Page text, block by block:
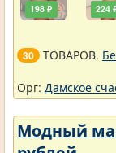
198 ₽ 224
30 ТОВАРОВ.
Орг: Дамское
Модный